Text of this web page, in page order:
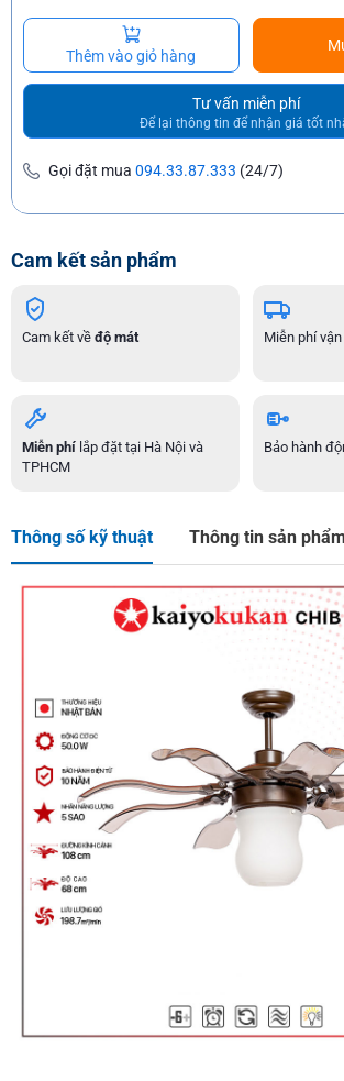
Thêm vào giỏ hàng
Tư vấn miễn phí
Để lại thông tin để nhận giá tốt
Gọi đặt mua 094.33.87.333 (24/7)
Cam kết sản phẩm
Cam kết về độ mát Miễn phí
Miễn phí lắp đặt tại Hà Nội và
TPHCM
Bảo hành
Thông số kỹ thuật Thông tin sản phẩm